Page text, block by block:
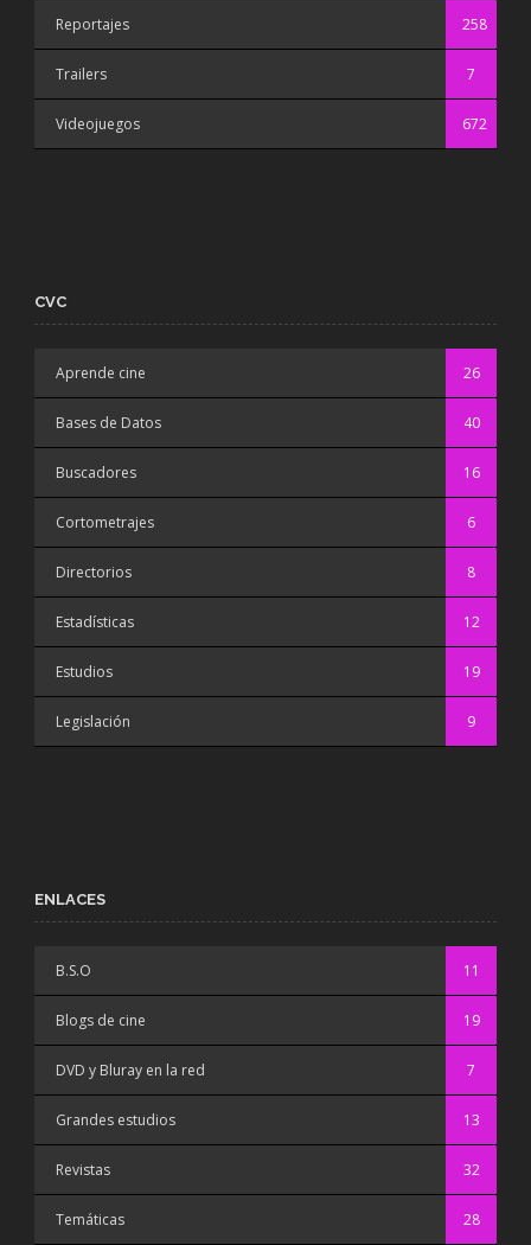
Reportajes 258
Trailers 7
Videojuegos 672
CVC
Aprende cine 26
Bases de Datos 40
Buscadores 16
Cortometrajes 6
Directorios 8
Estadísticas 12
Estudios 19
Legislación 9
ENLACES
B.S.O 11
Blogs de cine 19
DVD y Bluray en la red 7
Grandes estudios 13
Revistas 32
Temáticas 28